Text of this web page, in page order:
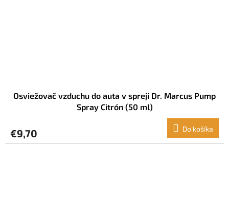
Osviežovač vzduchu do auta v spreji Dr. Marcus Pump
Spray Citrón (50 ml)
€9,70 Do košíka